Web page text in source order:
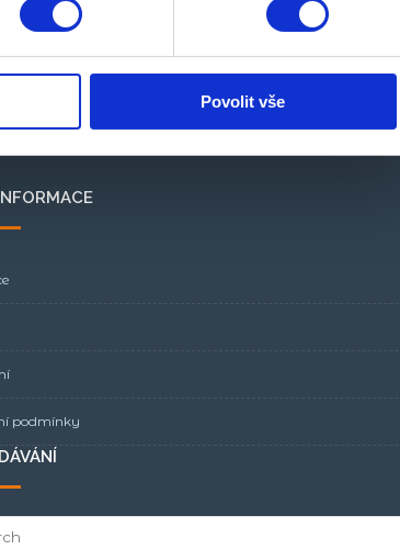
Povolit vše
podmínky